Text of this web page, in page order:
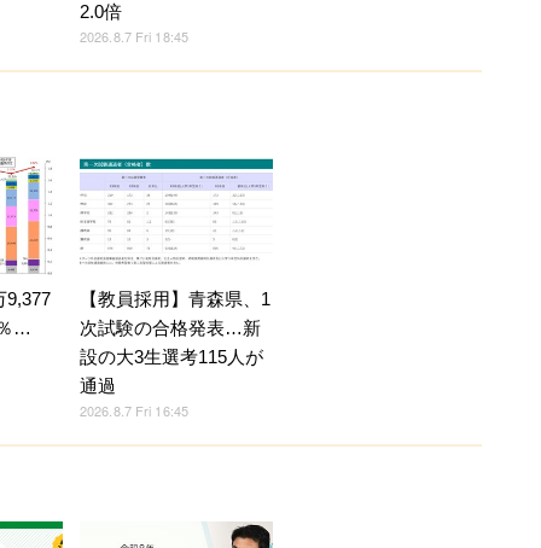
2.0倍
2026.8.7 Fri 18:45
9,377
…
【教員採用】青森県、1
次試験の合格発表…新
設の大3生選考115人が
通過
2026.8.7 Fri 16:45